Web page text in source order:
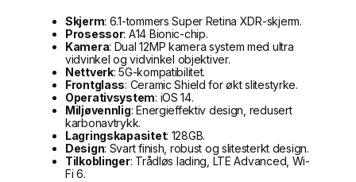
Skjerm: 6.1-tommers Super Retina XDR-skjerm.
Prosessor: A14 Bionic-chip.
Kamera: Dual 12MP kamera system med ultra
vidvinkel og vidvinkel objektiver.
Nettverk: 5G-kompatibilitet.
Frontglass: Ceramic Shield for økt slitestyrke.
Operativsystem: iOS 14.
Miljøvennlig: Energieffektiv design, redusert
karbonavtrykk.
Lagringskapasitet: 128GB.
Design: Svart finish, robust og slitesterkt design.
Tilkoblinger: Trådløs lading, LTE Advanced, Wi-
Fi 6.